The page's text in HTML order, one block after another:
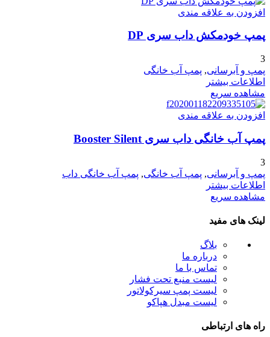
افزودن به علاقه مندی
پمپ خودمکش داب سری DP
3
پمپ و آبرسانی, پمپ آب خانگی
اطلاعات بیشتر
مشاهده سریع
افزودن به علاقه مندی
پمپ آب خانگی داب سری Booster Silent
3
پمپ و آبرسانی, پمپ آب خانگی, پمپ آب خانگی داب
اطلاعات بیشتر
مشاهده سریع
لینک های مفید
بلاگ
درباره ما
تماس با ما
لیست منبع تحت فشار
لیست پمپ سیرکولاتور
لیست مبدل هپاکو
راه های ارتباطی